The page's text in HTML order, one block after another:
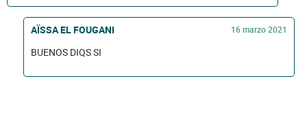
AÏSSA EL FOUGANI 16 marzo 2021
BUENOS DIQS SI